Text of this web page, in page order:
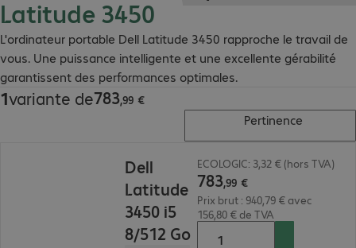
Latitude 3450
L'ordinateur portable Dell Latitude 3450 rapproche le travail de
vous. Une puissance intelligente et une excellente gérabilité
garantissent des performances optimales.
1variante de783,99 €
783,99 €
Pertinence
Dell
Latitude
3450 i5
8/512 Go
ECOLOGIC: 3,32 € (hors TVA)
783,99 €
Prix brut : 940,79 € avec
156,80 € de TVA